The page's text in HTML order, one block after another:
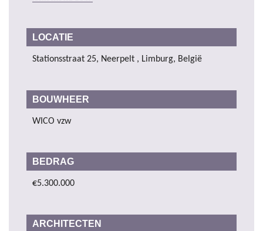
LOCATIE
Stationsstraat 25, Neerpelt , Limburg, België
BOUWHEER
WICO vzw
BEDRAG
€5.300.000
ARCHITECTEN